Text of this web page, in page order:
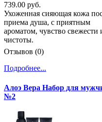
739.00 руб.
Ухоженная сияющая кожа
приема душа, с приятным
ароматом, чувство свежести
чистоты.
Отзывов (0)
Подробнее...
Алоэ Вера Набор для
№2